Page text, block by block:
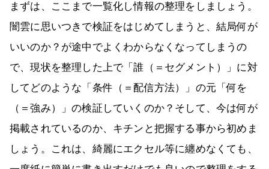
まずは、ここまで一覧化し情報の整理をしましょう。
闇雲に思いつきで検証をはじめてしまうと、結局何が
いいのか？が途中でよくわからなくなってしまうの
で、現状を整理した上で「誰（＝セグメント）」に対
してどのような「条件（＝配信方法）」の元「何を
（＝強み）」の検証していくのか？そして、今は何が
掲載されているのか、キチンと把握する事から初めま
しょう。これは、綺麗にエクセル等に纏めなくても、